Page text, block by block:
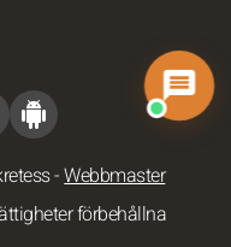
-Webbmaster
förbehållna